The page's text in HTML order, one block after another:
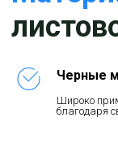
Черные
Широко
благодаря
Скоба